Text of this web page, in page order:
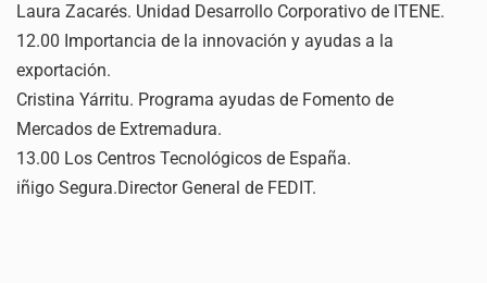
Laura Zacarés. Unidad Desarrollo Corporativo de ITENE.
12.00 Importancia de la innovación y ayudas a la
exportación.
Cristina Yárritu. Programa ayudas de Fomento de
Mercados de Extremadura.
13.00 Los Centros Tecnológicos de España.
iñigo Segura.Director General de FEDIT.